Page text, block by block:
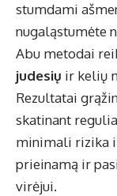
stumdami
nugaląstumėte
Abu metodai
judesių ir kelių
Rezultatai
skatinant
minimali rizika
prieinamą ir
virėjui.